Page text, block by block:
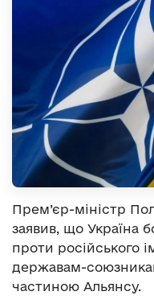
Прем’єр-міністр
заявив, що Україна
проти російського
державам-
частиною Альянсу.